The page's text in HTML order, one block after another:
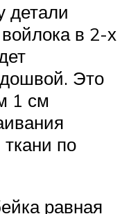
детали
в 2-х
Это
1 см
по
равная